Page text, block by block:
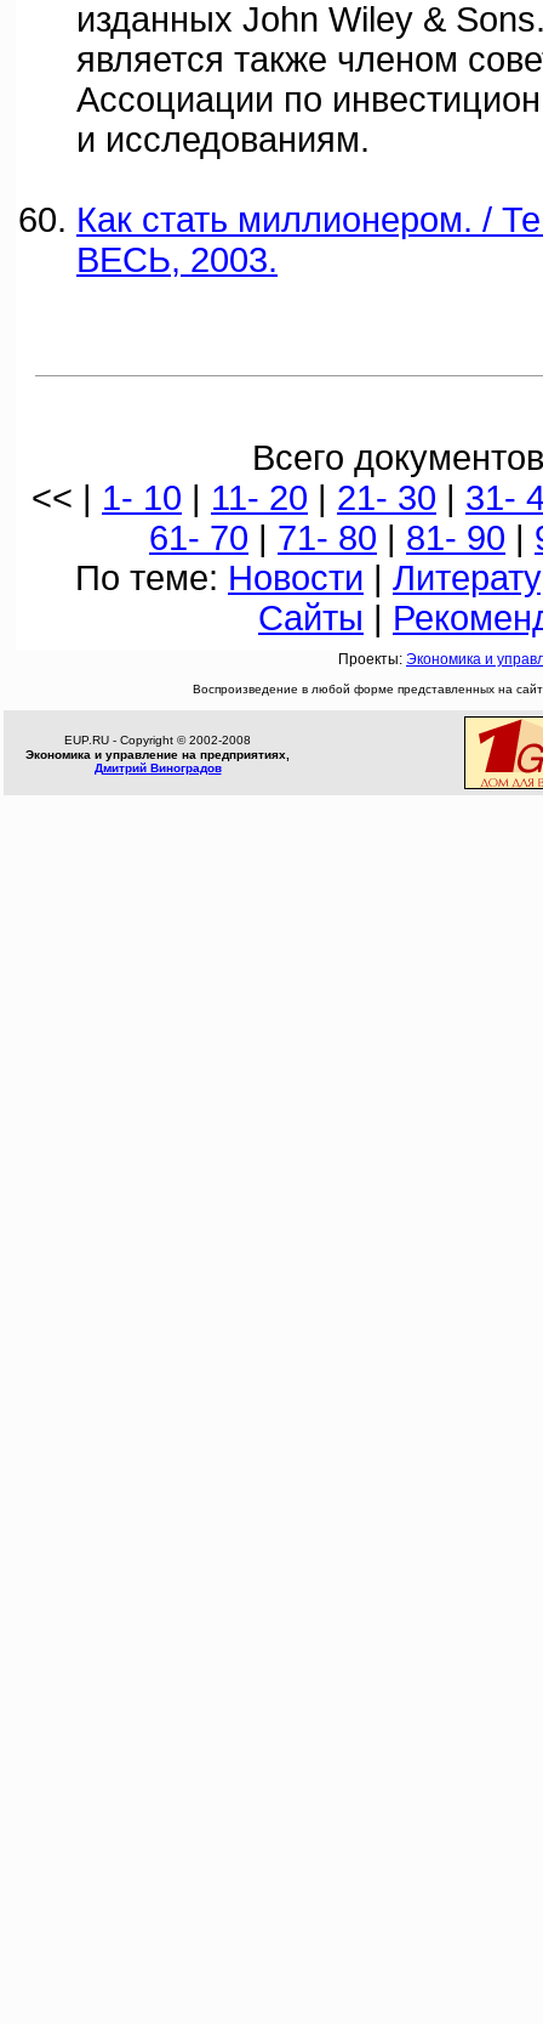
изданных John Wiley &
является также членом
Ассоциации по
и исследованиям.
Как стать миллионером. /
ВЕСЬ, 2003.
Всего
<< | 1- 10 | 11- 20 | 21- 30 | 31-
61- 70 | 71- 80 | 81- 90 |
По теме: Новости |
Сайты |
Проекты: Экономика и
Воспроизведение в любой форме представленных на
EUP.RU - Copyright © 2002-2008
Экономика и управление на предприятиях,
Дмитрий Виноградов